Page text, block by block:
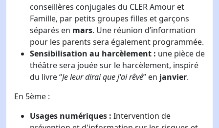
conseillères conjugales du CLER Amour et
Famille, par petits groupes filles et garçons
séparés en mars. Une réunion d’information
pour les parents sera également programmée.
Sensibilisation au harcèlement : une pièce de
théâtre sera jouée sur le harcèlement, inspiré
du livre “Je leur dirai que j'ai rêvé” en janvier.
En 5ème :
Usages numériques : Intervention de